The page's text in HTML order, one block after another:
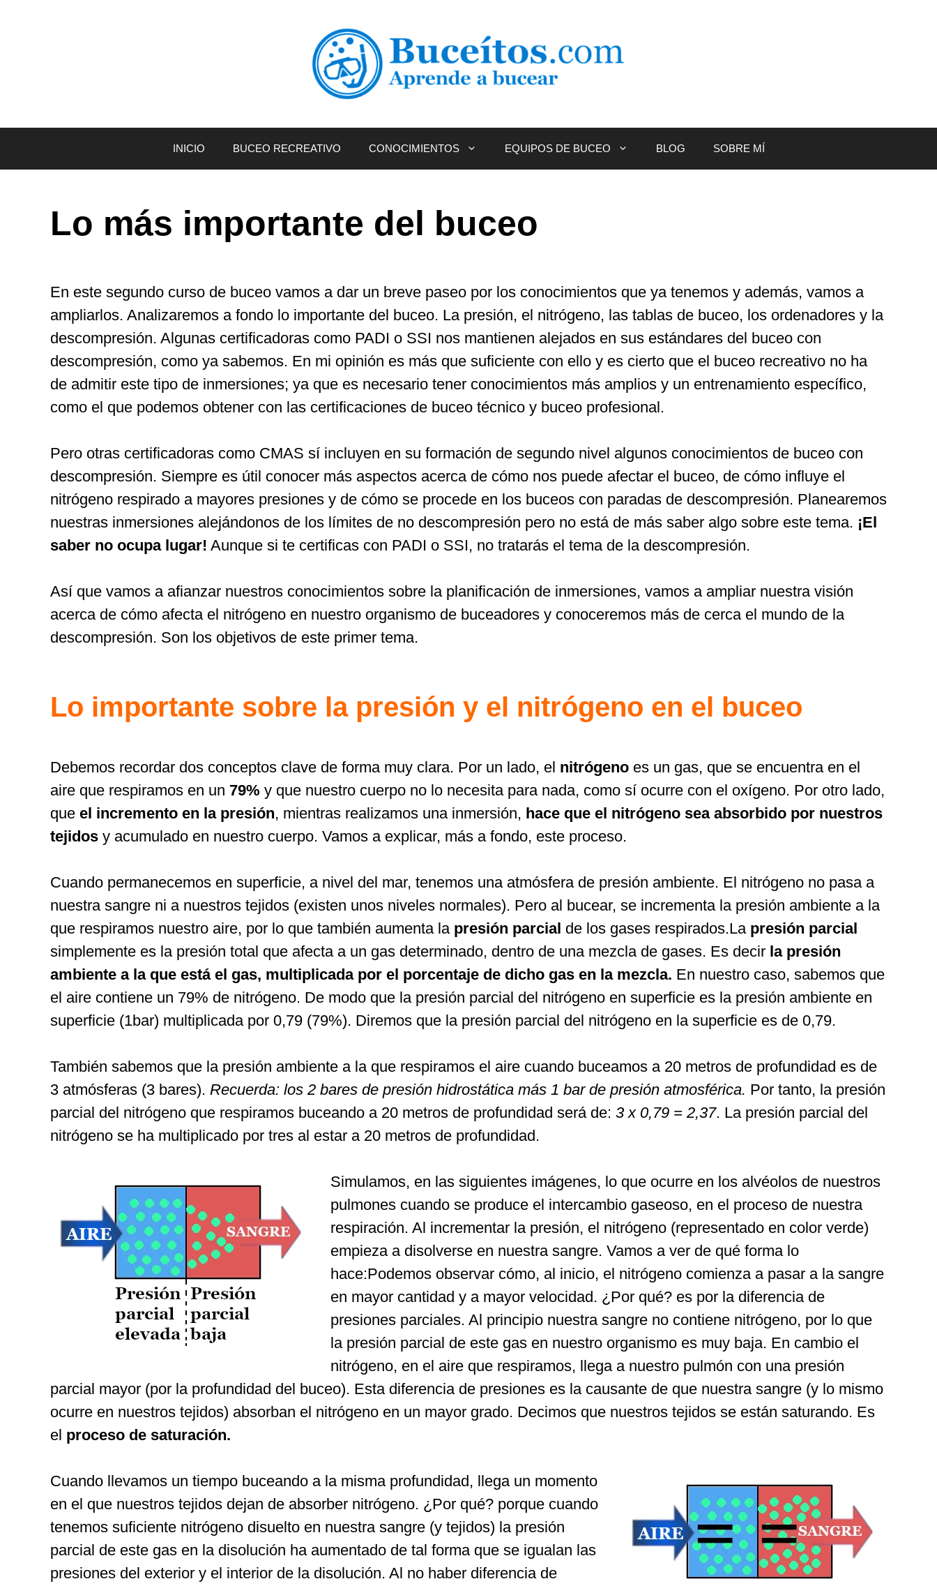
INICIO BUCEO RECREATIVO CONOCIMIENTOS EQUIPOS DE BUCEO BLOG SOBRE MÍ
Lo más importante del buceo
En este segundo curso de buceo vamos a dar un breve paseo por los conocimientos que ya tenemos y además, vamos a
ampliarlos. Analizaremos a fondo lo importante del buceo. La presión, el nitrógeno, las tablas de buceo, los ordenadores y la
descompresión. Algunas certificadoras como PADI o SSI nos mantienen alejados en sus estándares del buceo con
descompresión, como ya sabemos. En mi opinión es más que suficiente con ello y es cierto que el buceo recreativo no ha
de admitir este tipo de inmersiones; ya que es necesario tener conocimientos más amplios y un entrenamiento específico,
como el que podemos obtener con las certificaciones de buceo técnico y buceo profesional.
Pero otras certificadoras como CMAS sí incluyen en su formación de segundo nivel algunos conocimientos de buceo con
descompresión. Siempre es útil conocer más aspectos acerca de cómo nos puede afectar el buceo, de cómo influye el
nitrógeno respirado a mayores presiones y de cómo se procede en los buceos con paradas de descompresión. Planearemos
nuestras inmersiones alejándonos de los límites de no descompresión pero no está de más saber algo sobre este tema. ¡El
saber no ocupa lugar! Aunque si te certificas con PADI o SSI, no tratarás el tema de la descompresión.
Así que vamos a afianzar nuestros conocimientos sobre la planificación de inmersiones, vamos a ampliar nuestra visión
acerca de cómo afecta el nitrógeno en nuestro organismo de buceadores y conoceremos más de cerca el mundo de la
descompresión. Son los objetivos de este primer tema.
Lo importante sobre la presión y el nitrógeno en el buceo
Debemos recordar dos conceptos clave de forma muy clara. Por un lado, el nitrógeno es un gas, que se encuentra en el
aire que respiramos en un 79% y que nuestro cuerpo no lo necesita para nada, como sí ocurre con el oxígeno. Por otro lado,
que el incremento en la presión, mientras realizamos una inmersión, hace que el nitrógeno sea absorbido por nuestros
tejidos y acumulado en nuestro cuerpo. Vamos a explicar, más a fondo, este proceso.
Cuando permanecemos en superficie, a nivel del mar, tenemos una atmósfera de presión ambiente. El nitrógeno no pasa a
nuestra sangre ni a nuestros tejidos (existen unos niveles normales). Pero al bucear, se incrementa la presión ambiente a la
que respiramos nuestro aire, por lo que también aumenta la presión parcial de los gases respirados.La presión parcial
simplemente es la presión total que afecta a un gas determinado, dentro de una mezcla de gases. Es decir la presión
ambiente a la que está el gas, multiplicada por el porcentaje de dicho gas en la mezcla. En nuestro caso, sabemos que
el aire contiene un 79% de nitrógeno. De modo que la presión parcial del nitrógeno en superficie es la presión ambiente en
superficie (1bar) multiplicada por 0,79 (79%). Diremos que la presión parcial del nitrógeno en la superficie es de 0,79.
También sabemos que la presión ambiente a la que respiramos el aire cuando buceamos a 20 metros de profundidad es de
3 atmósferas (3 bares). Recuerda: los 2 bares de presión hidrostática más 1 bar de presión atmosférica. Por tanto, la presión
parcial del nitrógeno que respiramos buceando a 20 metros de profundidad será de: 3 x 0,79 = 2,37. La presión parcial del
nitrógeno se ha multiplicado por tres al estar a 20 metros de profundidad.
Simulamos, en las siguientes imágenes, lo que ocurre en los alvéolos de nuestros
pulmones cuando se produce el intercambio gaseoso, en el proceso de nuestra
respiración. Al incrementar la presión, el nitrógeno (representado en color verde)
empieza a disolverse en nuestra sangre. Vamos a ver de qué forma lo
hace:Podemos observar cómo, al inicio, el nitrógeno comienza a pasar a la sangre
en mayor cantidad y a mayor velocidad. ¿Por qué? es por la diferencia de
presiones parciales. Al principio nuestra sangre no contiene nitrógeno, por lo que
la presión parcial de este gas en nuestro organismo es muy baja. En cambio el
nitrógeno, en el aire que respiramos, llega a nuestro pulmón con una presión
parcial mayor (por la profundidad del buceo). Esta diferencia de presiones es la causante de que nuestra sangre (y lo mismo
ocurre en nuestros tejidos) absorban el nitrógeno en un mayor grado. Decimos que nuestros tejidos se están saturando. Es
el proceso de saturación.
Cuando llevamos un tiempo buceando a la misma profundidad, llega un momento
en el que nuestros tejidos dejan de absorber nitrógeno. ¿Por qué? porque cuando
tenemos suficiente nitrógeno disuelto en nuestra sangre (y tejidos) la presión
parcial de este gas en la disolución ha aumentado de tal forma que se igualan las
presiones del exterior y el interior de la disolución. Al no haber diferencia de